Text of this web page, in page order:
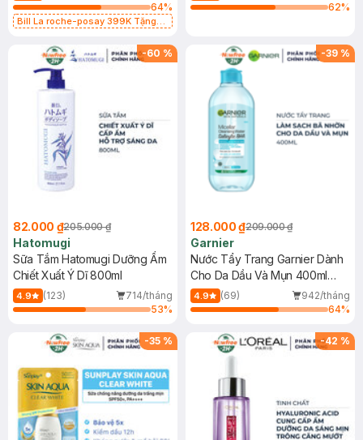
64%
Bill La roche-posay 399K Tặng
(SL có hạn)
62%
-60 %
82.000 ₫205.000 ₫
Hatomugi
Sữa Tắm Hatomugi Dưỡng Ẩm
Chiết Xuất Ý Dĩ 800ml
4.9 (123)
714/tháng
53%
-39 %
128.000 ₫209.000 ₫
Garnier
Nước Tẩy Trang Garnier Dành
Cho Da Dầu Và Mụn 400ml
(Mới)
4.9 (69)
942/tháng
64%
-35 % -42 %